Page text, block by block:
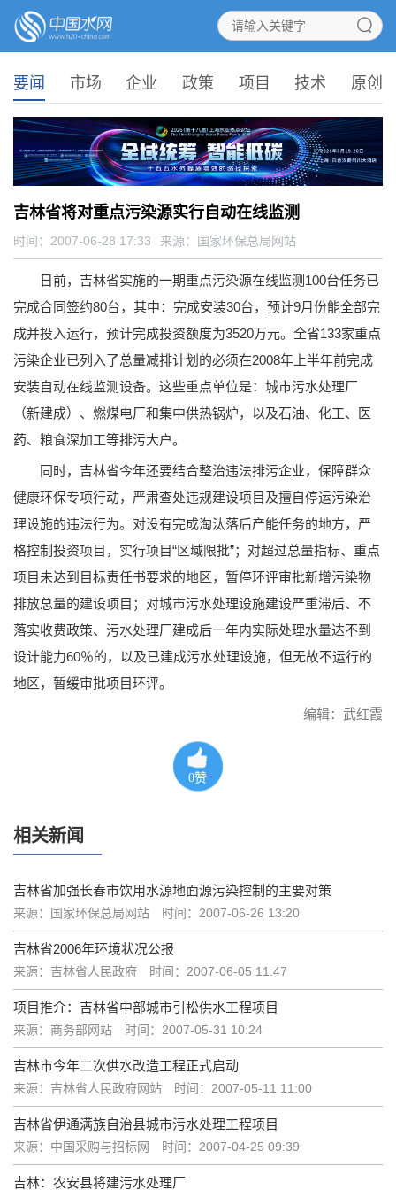
要闻 市场 企业 政策 项目 技术 原创
吉林省将对重点污染源实行自动在线监测
时间：2007-06-28 17:33 来源： 国家环保总局网站
日前，吉林省实施的一期重点污染源在线监测100台任务已
完成合同签约80台，其中：完成安装30台，预计9月份能全部完
成并投入运行，预计完成投资额度为3520万元。全省133家重点
污染企业已列入了总量减排计划的必须在2008年上半年前完成
安装自动在线监测设备。这些重点单位是：城市污水处理厂
（新建成）、燃煤电厂和集中供热锅炉，以及石油、化工、医
药、粮食深加工等排污大户。
同时，吉林省今年还要结合整治违法排污企业，保障群众
健康环保专项行动，严肃查处违规建设项目及擅自停运污染治
理设施的违法行为。对没有完成淘汰落后产能任务的地方，严
格控制投资项目，实行项目“区域限批”；对超过总量指标、重点
项目未达到目标责任书要求的地区，暂停环评审批新增污染物
排放总量的建设项目；对城市污水处理设施建设严重滞后、不
落实收费政策、污水处理厂建成后一年内实际处理水量达不到
设计能力60％的，以及已建成污水处理设施，但无故不运行的
地区，暂缓审批项目环评。
编辑：武红霞
0赞
相关新闻
吉林省加强长春市饮用水源地面源污染控制的主要对策
来源：国家环保总局网站 时间：2007-06-26 13:20
吉林省2006年环境状况公报
来源：吉林省人民政府 时间：2007-06-05 11:47
项目推介：吉林省中部城市引松供水工程项目
来源：商务部网站 时间：2007-05-31 10:24
吉林市今年二次供水改造工程正式启动
来源：吉林省人民政府网站 时间：2007-05-11 11:00
吉林省伊通满族自治县城市污水处理工程项目
来源：中国采购与招标网 时间：2007-04-25 09:39
吉林：农安县将建污水处理厂